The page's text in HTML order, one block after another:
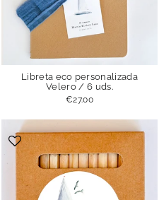
Libreta eco personalizada
Velero / 6 uds.
€27.00